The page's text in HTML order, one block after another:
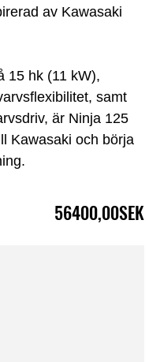
av Kawasaki
15 hk (11 kW),
samt
är Ninja 125
Kawasaki och börja
56400,00SEK